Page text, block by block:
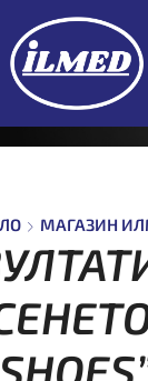
МАГАЗИН
ОТ
SHOES”
МАГАЗИН